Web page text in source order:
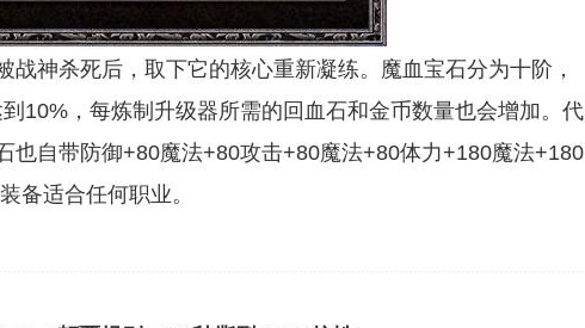
神杀死后，取下它的核心重新凝练。魔血宝石分为十阶，
10%，每炼制升级器所需的回血石和金币数量也会增加。代
也自带防御+80魔法+80攻击+80魔法+80体力+180魔法+180
备适合任何职业。